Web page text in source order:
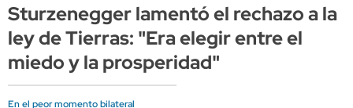
Sturzenegger lamentó el rechazo a la
ley de Tierras: "Era elegir entre el
miedo y la prosperidad"
En el peor momento bilateral